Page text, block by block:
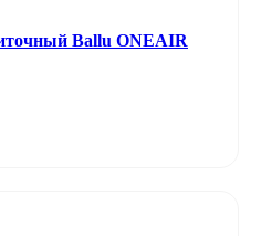
Ballu ONEAIR